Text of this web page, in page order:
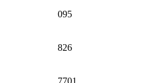
095
826
7701